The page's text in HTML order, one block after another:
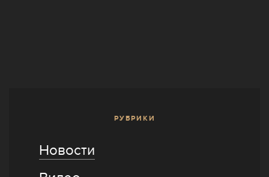
РУБРИКИ
Новости